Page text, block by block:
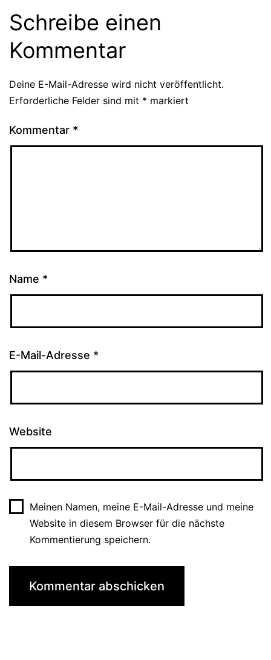
Schreibe einen
Kommentar
Deine E-Mail-Adresse wird nicht veröffentlicht.
Erforderliche Felder sind mit * markiert
Kommentar *
Name *
E-Mail-Adresse *
Website
Meinen Namen, meine E-Mail-Adresse und meine
Website in diesem Browser für die nächste
Kommentierung speichern.